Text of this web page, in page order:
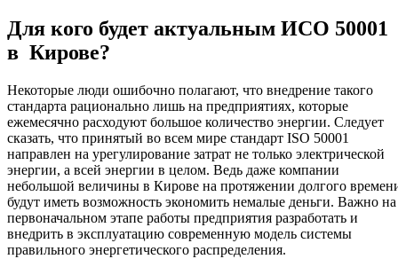
Для кого будет актуальным ИСО 50001
в Кирове?
Некоторые люди ошибочно полагают, что внедрение такого
стандарта рационально лишь на предприятиях, которые
ежемесячно расходуют большое количество энергии. Следует
сказать, что принятый во всем мире стандарт ISO 50001
направлен на урегулирование затрат не только электрической
энергии, а всей энергии в целом. Ведь даже компании
небольшой величины в Кирове на протяжении долгого
будут иметь возможность экономить немалые деньги. Важно на
первоначальном этапе работы предприятия разработать и
внедрить в эксплуатацию современную модель системы
правильного энергетического распределения.